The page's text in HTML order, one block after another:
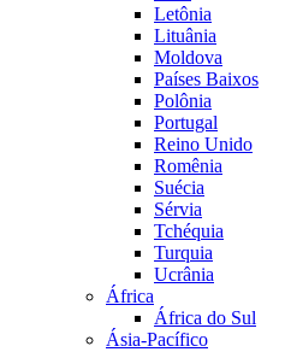
Letônia
Lituânia
Moldova
Países Baixos
Polônia
Portugal
Reino Unido
Romênia
Suécia
Sérvia
Tchéquia
Turquia
Ucrânia
África
África do Sul
Ásia-Pacífico